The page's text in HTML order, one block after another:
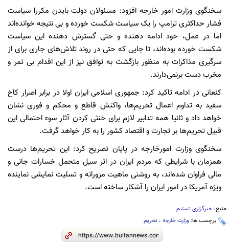
سخنگوی وزارت امور خارجه افزود: مسئولان دولت بایدن مکررا سیاست
فشار حداکثری ترامپ را یک سیاست شکست خورده و بی نتیجه خوانده‌اند
اما در عمل، خود ادامه دهنده و حتی گسترش دهنده این سیاست
شکست خورده بوده‌اند، تا جایی که حتی در روند تلاش‌های جاری برای از
سرگیری مذاکرات به منظور بازگشت به توافق نیز از این اقدام بی ثمر و
مخرب دست برنمی‌دارند.
کنعانی در ادامه تاکید کرد: جمهوری اسلامی ایران اولا در برابر اصرار کاخ
سفید به تداوم اعمال تحریم‌ها، واکنش قاطع و محکم و فوری نشان
خواهد داد و ثانیا همه تدابیر لازم برای خنثی کردن آثار سوء احتمالی این
قبیل تحریم‌ها بر‌ تجارت و اقتصاد کشور را به کار خواهد گرفت.
سخنگوی وزارت امورخارجه در پایان تصریح کرد: این تحریم‌ها درست
همزمان با شرایطی که مردم ایران در اثر سیل متحمل خسارات جانی و
مالی فراوان شده‌اند، به روشنی ماهیت مزورانه و تسلیت نمایشی نماینده
ویژه آمریکا در امور ایران را آشکار ساخته است.
منبع: خبرگزاری تسنیم
برچسب ها: وزارت خارجه ، تحریم